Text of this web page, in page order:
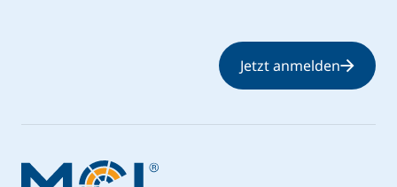
Jetzt anmelden